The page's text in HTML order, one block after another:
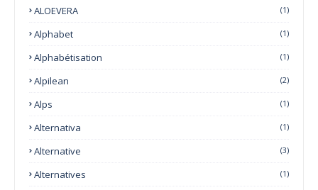
ALOEVERA (1)
Alphabet (1)
Alphabétisation (1)
Alpilean (2)
Alps (1)
Alternativa (1)
Alternative (3)
Alternatives (1)